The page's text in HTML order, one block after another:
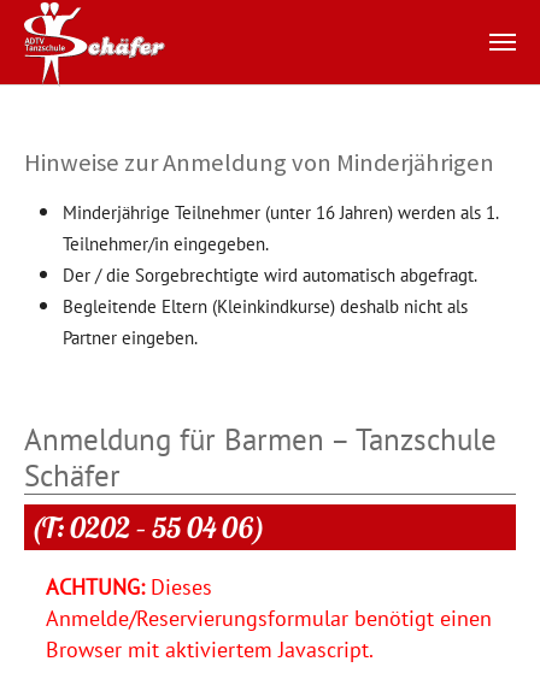
Hinweise zur Anmeldung von Minderjährigen
Minderjährige Teilnehmer (unter 16 Jahren) werden als 1.
Teilnehmer/in eingegeben.
Der / die Sorgebrechtigte wird automatisch abgefragt.
Begleitende Eltern (Kleinkindkurse) deshalb nicht als
Partner eingeben.
Anmeldung für Barmen – Tanzschule
Schäfer
(T: 0202 – 55 04 06)
ACHTUNG:Dieses
Anmelde/Reservierungsformular benötigt einen
Browser mit aktiviertem Javascript.